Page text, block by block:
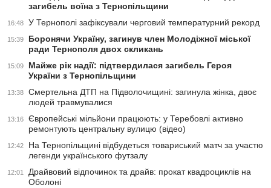
загибель воїна з Тернопільщини
16:48 У Тернополі зафіксували черговий температурний рекорд
15:39
Боронячи Україну, загинув член Молодіжної міської
ради Тернополя двох скликань
15:09
Майже рік надії: підтвердилася загибель Героя
України з Тернопільщини
13:38
Смертельна ДТП на Підволочищині: загинула жінка, двоє
людей травмувалися
13:16
Європейські мільйони працюють: у Теребовлі активно
ремонтують центральну вулицю (відео)
12:42
На Тернопільщині відбудеться товариський матч за участю
легенди українського футзалу
12:01
Драйвовий відпочинок та драйв: прокат квадроциклів на
Оболоні